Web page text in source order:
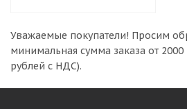
Уважаемые покупатели! Просим
минимальная сумма заказа от
рублей с НДС).